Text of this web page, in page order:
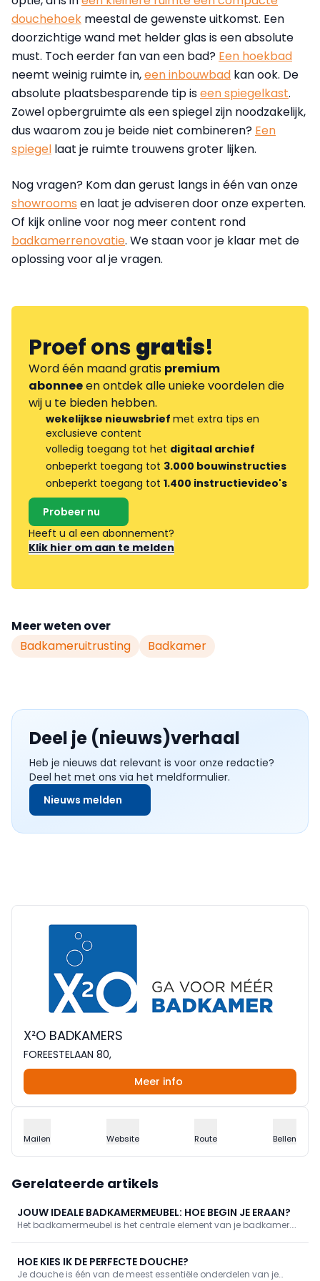
douchehoek meestal de gewenste uitkomst. Een
doorzichtige wand met helder glas is een absolute
must. Toch eerder fan van een bad? Een hoekbad
neemt weinig ruimte in,een inbouwbad kan ook. De
absolute plaatsbesparende tip iseen spiegelkast.
Zowel opbergruimte als een spiegel zijn noodzakelijk,
dus waarom zou je beide niet combineren? Een
spiegel laat je ruimte trouwens groter lijken.
Nog vragen? Kom dan gerust langs in één van onze
showrooms en laat je adviseren door onze experten.
Of kijk online voor nog meer content rond
badkamerrenovatie. We staan voor je klaar met de
oplossing voor al je vragen.
Proef onsgratis!
Word één maand gratis premium
abonneeen ontdek alle unieke voordelen die
wij u te bieden hebben.
wekelijkse nieuwsbrief met extra tips en
exclusieve content
volledig toegang tot het digitaal archief
onbeperkt toegang tot 3.000 bouwinstructies
onbeperkt toegang tot 1.400 instructievideo's
Probeer nu
Heeft u al een abonnement?
Klik hier om aan te melden
Meer weten over
Badkameruitrusting
Badkamer
Deel je (nieuws)verhaal
Heb je nieuws dat relevant is voor onze redactie?
Deel het met ons via het meldformulier.
Nieuws melden
X²O BADKAMERS
FOREESTELAAN 80,
Meer info
Mailen Website Route Bellen
Gerelateerde artikels
JOUW IDEALE BADKAMERMEUBEL: HOE BEGIN JE ERAAN?
Het badkamermeubel is het centrale element van je badkamer.
de keuzes die je maakt. De badkamerexperten van X²O verklappen
hun allerbeste tips om het juiste badkamermeubel te kiezen. Een
HOE KIES IK DE PERFECTE DOUCHE?
Je douche is één van de meest essentiële onderdelen van je